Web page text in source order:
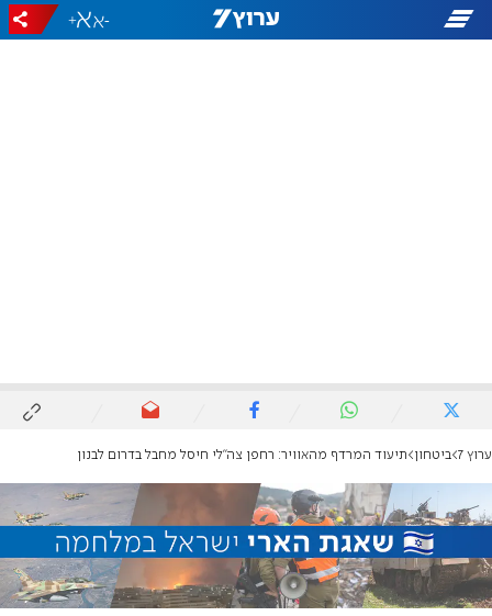
-
+
ערוץ 7 ביטחון תיעוד המרדף מהאוויר: רחפן צה"לי חיסל מחבל בדרום לבנון